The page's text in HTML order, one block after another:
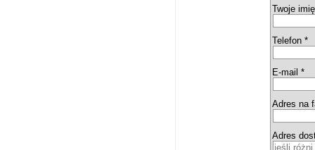
Twoje
Telefon *
E-mail *
Adres na
Adres